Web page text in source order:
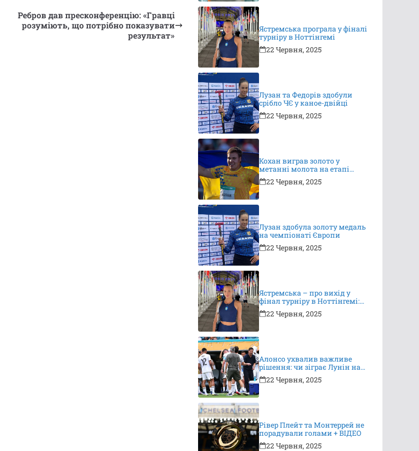
Ребров дав пресконференцію: «Гравці
розуміють, що потрібно показувати
результат»
Ястремська програла у фіналі
турніру в Ноттінгемі
22 Червня, 2025
Лузан та Федорів здобули
срібло ЧЄ у каное-двійці
22 Червня, 2025
Кохан виграв золото у
метанні молота на етапі
Континентального туру
22 Червня, 2025
Лузан здобула золоту медаль
на чемпіонаті Європи
22 Червня, 2025
Ястремська – про вихід у
фінал турніру в Ноттінгемі:
це неймовірно, я дуже
вдячна за підтримку
22 Червня, 2025
Алонсо ухвалив важливе
рішення: чи зіграє Лунін на
КЧС?
22 Червня, 2025
Рівер Плейт та Монтеррей не
порадували голами + ВІДЕО
22 Червня, 2025